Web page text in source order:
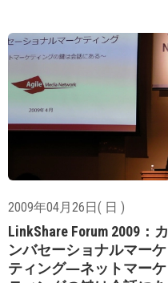
2009年04月26日( 日 )
LinkShare Forum 2009：カ
ンバセーショナルマーケ
ティング―ネットマーケ